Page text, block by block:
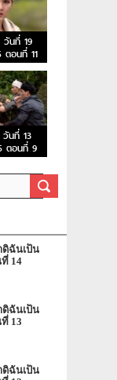
วันที่ 19
ตอนที่ 11
วันที่ 13
ตอนที่ 9
ดิฉันเป็น
14
ดิฉันเป็น
13
ดิฉันเป็น